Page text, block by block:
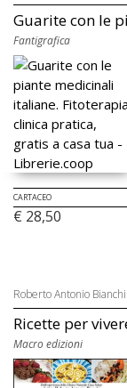
Guarite con le
Fantigrafica
CARTACEO
€ 28,50
Roberto Antonio Bianchi
Ricette per
Macro edizioni